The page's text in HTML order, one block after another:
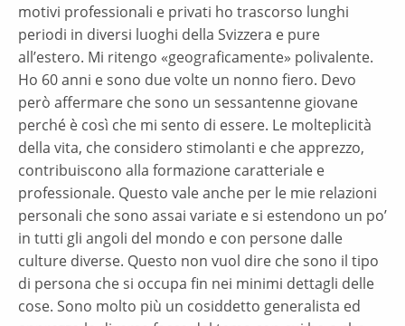
motivi professionali e privati ho trascorso lunghi
periodi in diversi luoghi della Svizzera e pure
all’estero. Mi ritengo «geograficamente» polivalente.
Ho 60 anni e sono due volte un nonno fiero. Devo
però affermare che sono un sessantenne giovane
perché è così che mi sento di essere. Le molteplicità
della vita, che considero stimolanti e che apprezzo,
contribuiscono alla formazione caratteriale e
professionale. Questo vale anche per le mie relazioni
personali che sono assai variate e si estendono un po’
in tutti gli angoli del mondo e con persone dalle
culture diverse. Questo non vuol dire che sono il tipo
di persona che si occupa fin nei minimi dettagli delle
cose. Sono molto più un cosiddetto generalista ed